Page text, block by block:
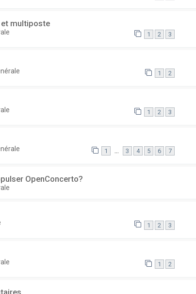
multiposte
1 2 3
1 2
1 2 3
1 … 3 4 5 6 7
OpenConcerto?
1 2 3
1 2